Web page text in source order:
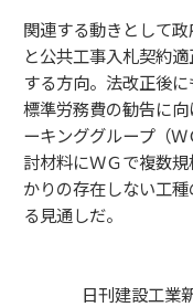
関連する動きとして
と公共工事入札契約
する方向。法改正後
標準労務費の勧告に
ーキンググループ（
討材料にＷＧで複数
かりの存在しない工
る見通しだ。
日刊建設工業